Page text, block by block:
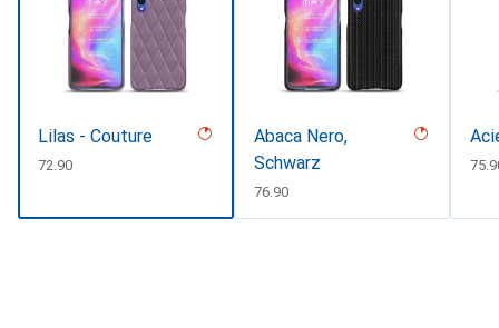
Lilas - Couture
CHF
72.90
Abaca Nero,
Schwarz
CHF
76.90
CHF